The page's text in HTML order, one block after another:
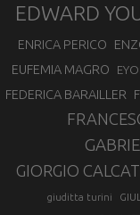
EDWARD
ENRICA PERICO
EUFEMIA MAGRO
FEDERICA BARAILLER
GIORGIO
giuditta turini